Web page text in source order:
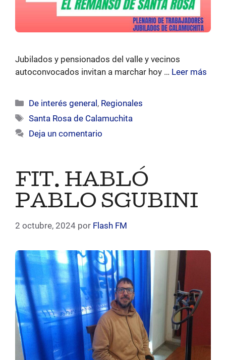
Jubilados y pensionados del valle y vecinos
autoconvocados invitan a marchar hoy … Leer más
Categorías
De interés general, Regionales
Etiquetas
Santa Rosa de Calamuchita
Deja un comentario
FIT. HABLÓ
PABLO SGUBINI
2 octubre, 2024 por Flash FM